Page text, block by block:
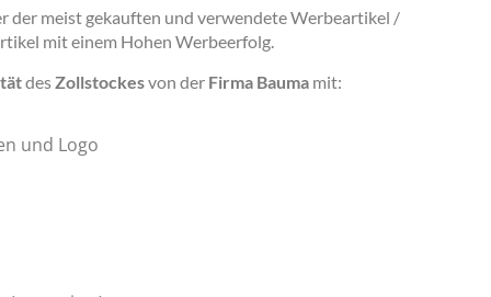
der meist gekauften und verwendete Werbeartikel /
mit einem Hohen Werbeerfolg.
des Zollstockesvon der Firma Bauma mit:
und Logo